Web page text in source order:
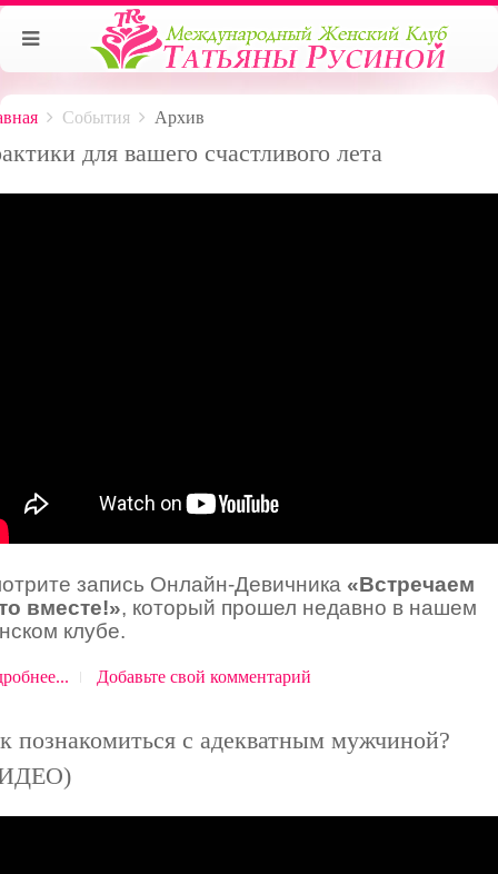
События Архив
для вашего счастливого лета
запись Онлайн-Девичника «Встречаем
вместе!», который прошел недавно в нашем
клубе.
Добавьте свой комментарий
познакомиться с адекватным мужчиной?